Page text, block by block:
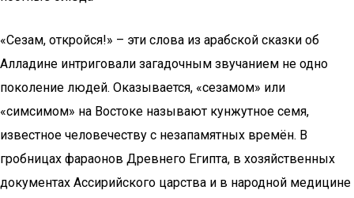
«Сезам, откройся!» – эти слова из арабской сказки об
Алладине интриговали загадочным звучанием не одно
поколение людей. Оказывается, «сезамом» или
«симсимом» на Востоке называют кунжутное семя,
известное человечеству с незапамятных времён. В
гробницах фараонов Древнего Египта, в хозяйственных
документах Ассирийского царства и в народной медицине